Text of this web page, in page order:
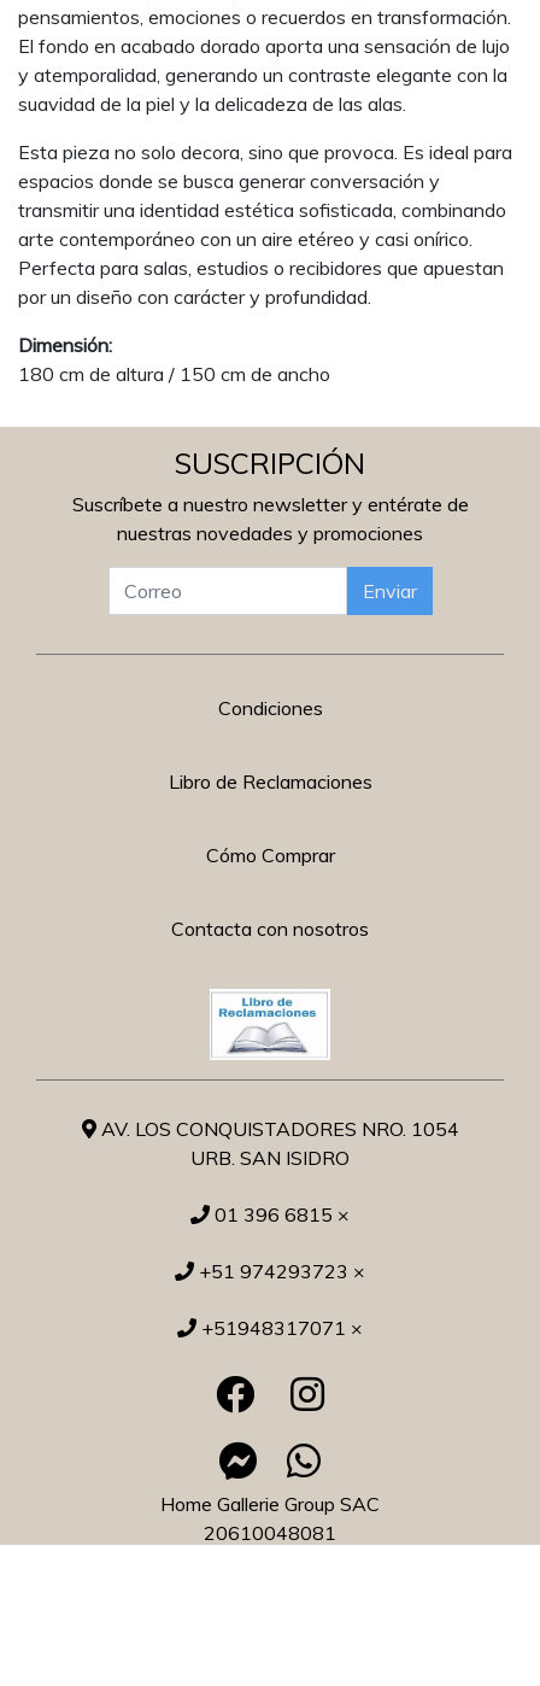
pensamientos, emociones o recuerdos en transformación.
El fondo en acabado dorado aporta una sensación de lujo
y atemporalidad, generando un contraste elegante con la
suavidad de la piel y la delicadeza de las alas.
Esta pieza no solo decora, sino que provoca. Es ideal para
espacios donde se busca generar conversación y
transmitir una identidad estética sofisticada, combinando
arte contemporáneo con un aire etéreo y casi onírico.
Perfecta para salas, estudios o recibidores que apuestan
por un diseño con carácter y profundidad.
Dimensión:
180 cm de altura / 150 cm de ancho
SUSCRIPCIÓN
Suscríbete a nuestro newsletter y entérate de
nuestras novedades y promociones
Enviar
Condiciones
Libro de Reclamaciones
Cómo Comprar
Contacta con nosotros
AV. LOS CONQUISTADORES NRO. 1054
URB. SAN ISIDRO
01 396 6815 ×
+51 974293723 ×
+51948317071 ×
Home Gallerie Group SAC
20610048081